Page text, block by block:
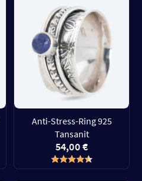
Anti-Stress-Ring 925
Tansanit
54,00 €